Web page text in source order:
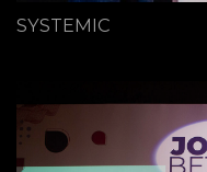
SYSTEMIC